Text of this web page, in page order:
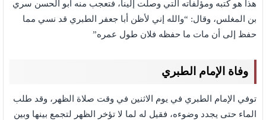
هذا هو كتبه ومؤلفاته التي وصلت إلينا، فتعجب منه أبو الحسن سري
بن المغلس، وقال: “والله إني لأظن أبا جعفر الطبري قد نسي مما
حفظ إلى أن مات ما حفظه فلان طول عمره”
وفاة الإمام الطبري
توفي الإمام الطبري في يوم الاثنين في وقت صلاة الظهر، وقد طلب
الماء حتى يجدد وضوءه، فقيل له لما لا تؤخر الظهر لتجمع بينها وبين